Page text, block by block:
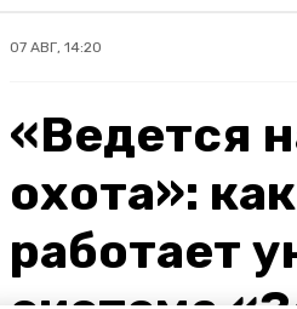
07 АВГ, 14:20
«Ведется
охота»:
работает